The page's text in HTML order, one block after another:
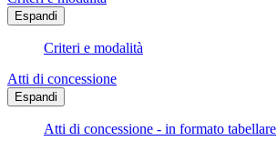
Espandi
Criteri e modalità
Atti di concessione
Espandi
Atti di concessione - in formato tabellare